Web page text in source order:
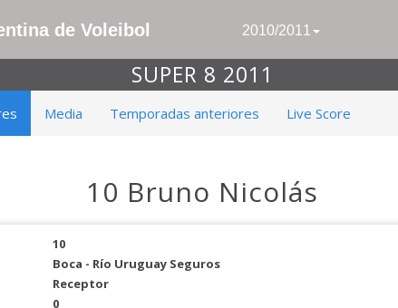
de Voleibol 2010/2011
SUPER 8 2011
Media Temporadas anteriores Live Score
10 Bruno Nicolás
10
Boca - Río Uruguay Seguros
Receptor
0